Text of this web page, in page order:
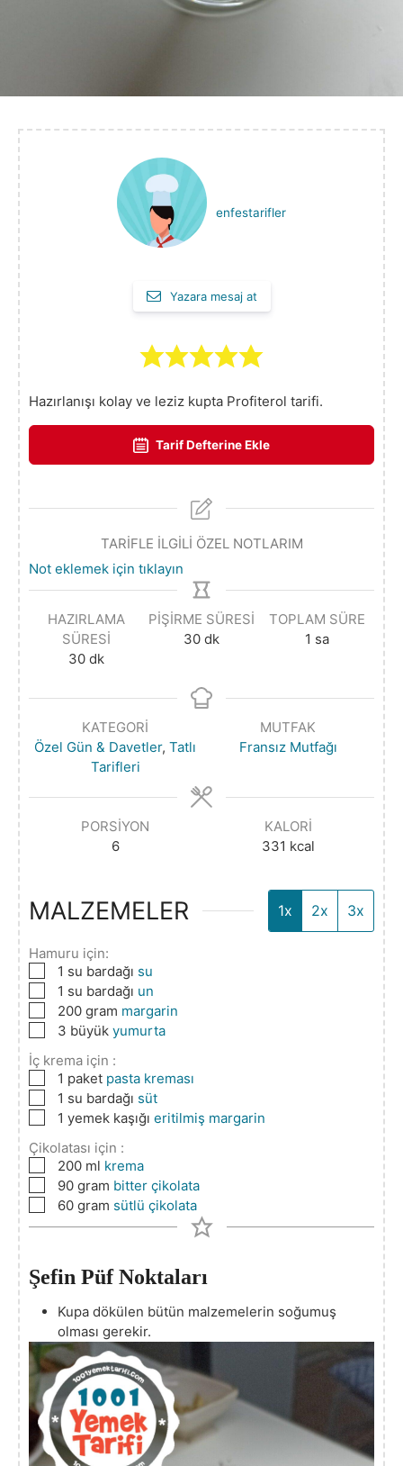
enfestarifler
Yazara mesaj at
Hazırlanışı kolay ve leziz kupta Profiterol tarifi.
Tarif Defterine Ekle
TARİFLE İLGİLİ ÖZEL NOTLARIM
Not eklemek için tıklayın
HAZIRLAMA
SÜRESI
30 dk
PIŞIRME SÜRESI
30 dk
TOPLAM SÜRE
1 sa
KATEGORI
Özel Gün & Davetler, Tatlı
Tarifleri
MUTFAK
Fransız Mutfağı
PORSIYON
6
KALORI
331 kcal
MALZEMELER 1x 2x 3x
Hamuru için:
▢1 su bardağı su
▢1 su bardağı un
▢
200 gram margarin
▢
3 büyük yumurta
İç krema için :
▢1 paket pasta kreması
▢1 su bardağı süt
▢1 yemek kaşığı eritilmiş margarin
Çikolatası için :
▢
200 ml krema
▢
90 gram bitter çikolata
▢
60 gram sütlü çikolata
Şefin Püf Noktaları
Kupa dökülen bütün malzemelerin soğumuş
olması gerekir.